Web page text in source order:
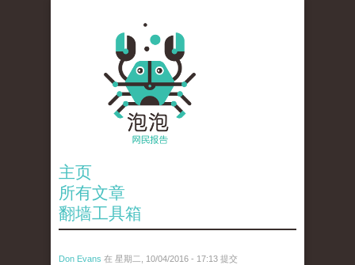
主页
所有文章
翻墙工具箱
Don Evans 在 星期二, 10/04/2016 - 17:13 提交